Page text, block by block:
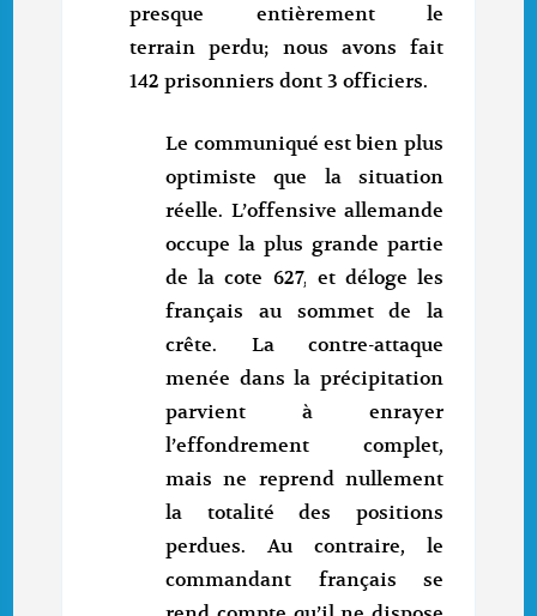
presque entièrement le
terrain perdu; nous avons fait
142 prisonniers dont 3 officiers.
Le communiqué est bien plus
optimiste que la situation
réelle. L’offensive allemande
occupe la plus grande partie
de la cote 627, et déloge les
français au sommet de la
crête. La contre-attaque
menée dans la précipitation
parvient à enrayer
l’effondrement complet,
mais ne reprend nullement
la totalité des positions
perdues. Au contraire, le
commandant français se